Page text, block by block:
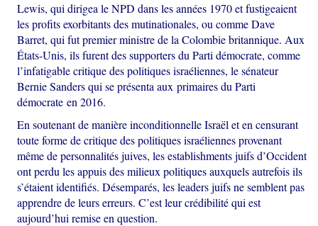
Lewis, qui dirigea le NPD dans les années 1970 et fustigeaient
les profits exorbitants des mutinationales, ou comme Dave
Barret, qui fut premier ministre de la Colombie britannique. Aux
États-Unis, ils furent des supporters du Parti démocrate, comme
l’infatigable critique des politiques israéliennes, le sénateur
Bernie Sanders qui se présenta aux primaires du Parti
démocrate en 2016.
En soutenant de manière inconditionnelle Israël et en censurant
toute forme de critique des politiques israéliennes provenant
même de personnalités juives, les establishments juifs d’Occident
ont perdu les appuis des milieux politiques auxquels autrefois ils
s’étaient identifiés. Désemparés, les leaders juifs ne semblent pas
apprendre de leurs erreurs. C’est leur crédibilité qui est
aujourd’hui remise en question.